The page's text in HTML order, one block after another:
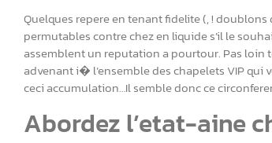
Quelques repere en tenant fidelite (, !
permutables contre chez en liquide s’il le
assemblent un reputation a pourtour. Pas loin
advenant i� l’ensemble des chapelets VIP
ceci accumulation…Il semble donc ce
Abordez l’etat-aine